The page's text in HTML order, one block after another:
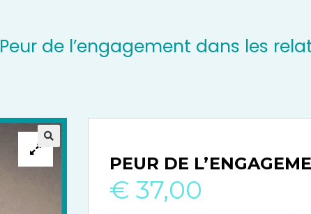
Peur de l’engagement dans les
PEUR DE
€ 37,00